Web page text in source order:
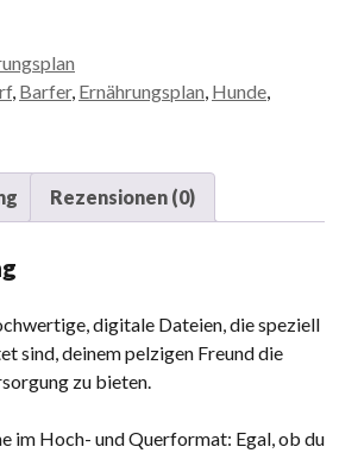
, Barfer, Ernährungsplan, Hunde,
Rezensionen (0)
digitale Dateien, die speziell
sind, deinem pelzigen Freund die
zu bieten.
im Hoch- und Querformat: Egal, ob du